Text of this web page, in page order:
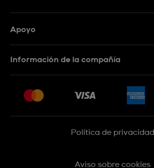
Apoyo
Información de la compañía
Empleo
Sitemap
Política de privacidad
Aviso sobre cookies